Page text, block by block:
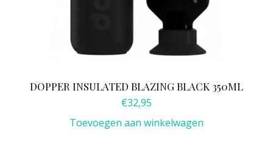
DOPPER INSULATED BLAZING BLACK 350ML
€32,95
Toevoegen aan winkelwagen